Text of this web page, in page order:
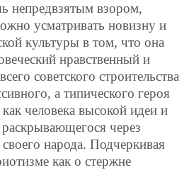
непредвзятым взором,
усматривать новизну и
культуры в том, что она
нравственный и
советского строительства
а типического героя
как человека высокой идеи и
через
народа. Подчеркивая
как о стержне